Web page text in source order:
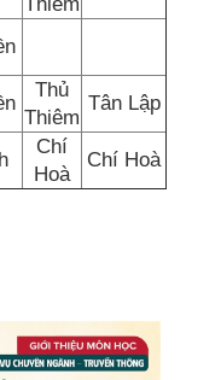
Thủ
Thiêm
Tân Lập
Chí
Hoà
Chí Hoà